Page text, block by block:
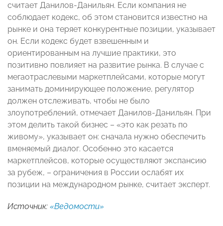
считает Данилов-Данильян. Если компания не
соблюдает кодекс, об этом становится известно на
рынке и она теряет конкурентные позиции, указывает
он. Если кодекс будет взвешенным и
ориентированным на лучшие практики, это
позитивно повлияет на развитие рынка. В случае с
мегаотраслевыми маркетплейсами, которые могут
занимать доминирующее положение, регулятор
должен отслеживать, чтобы не было
злоупотреблений, отмечает Данилов-Данильян. При
этом делить такой бизнес – «это как резать по
живому», указывает он: сначала нужно обеспечить
вменяемый диалог. Особенно это касается
маркетплейсов, которые осуществляют экспансию
за рубеж, – ограничения в России ослабят их
позиции на международном рынке, считает эксперт.
Источник: «Ведомости»